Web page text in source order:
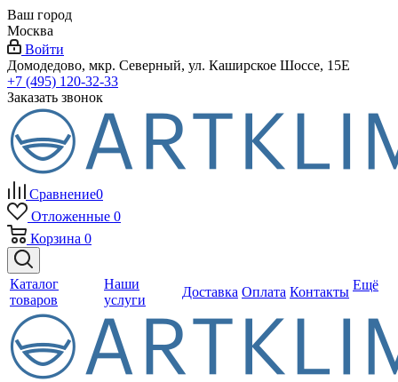
Ваш город
Москва
Войти
Домодедово, мкр. Северный, ул. Каширское Шоссе, 15Е
+7 (495) 120-32-33
Заказать звонок
Сравнение0
Отложенные 0
Корзина 0
Каталог
товаров
Наши
услуги
Доставка Оплата Контакты Ещё